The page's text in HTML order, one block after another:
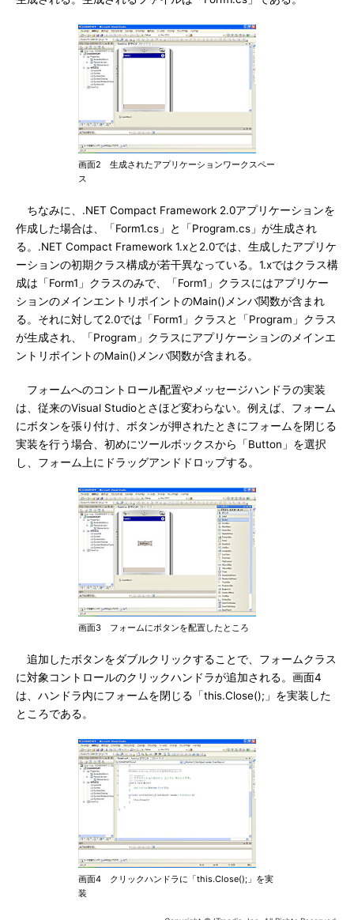
画面2 生成されたアプリケーションワークスペー
ス
ちなみに、.NET Compact Framework 2.0アプリケーションを
作成した場合は、「Form1.cs」と「Program.cs」が生成され
る。.NET Compact Framework 1.xと2.0では、生成したアプリケ
ーションの初期クラス構成が若干異なっている。1.xではクラス構
成は「Form1」クラスのみで、「Form1」クラスにはアプリケー
ションのメインエントリポイントのMain()メンバ関数が含まれ
る。それに対して2.0では「Form1」クラスと「Program」クラス
が生成され、「Program」クラスにアプリケーションのメインエ
ントリポイントのMain()メンバ関数が含まれる。
フォームへのコントロール配置やメッセージハンドラの実装
は、従来のVisual Studioとさほど変わらない。例えば、フォーム
にボタンを張り付け、ボタンが押されたときにフォームを閉じる
実装を行う場合、初めにツールボックスから「Button」を選択
し、フォーム上にドラッグアンドドロップする。
画面3 フォームにボタンを配置したところ
追加したボタンをダブルクリックすることで、フォームクラス
に対象コントロールのクリックハンドラが追加される。画面4
は、ハンドラ内にフォームを閉じる「this.Close();」を実装した
ところである。
画面4 クリックハンドラに「this.Close();」を実
装